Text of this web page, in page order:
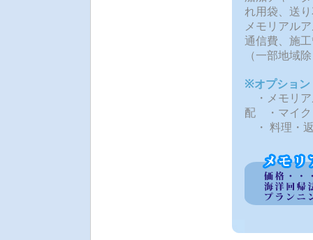
れ用袋、送
メモリアル
通信費、施
（一部地域
※オプショ
・メモリア
配 ・マイク
・ 料理・